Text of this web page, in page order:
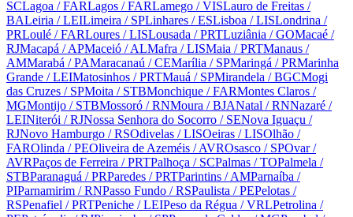
SCLagoa / FARLagos / FARLamego / VISLauro de Freitas /
BALeiria / LEILimeira / SPLinhares / ESLisboa / LISLondrina /
PRLoulé / FARLoures / LISLousada / PRTLuziânia / GOMacaé /
RJMacapá / APMaceió / ALMafra / LISMaia / PRTManaus /
AMMarabá / PAMaracanaú / CEMarília / SPMaringá / PRMarinha
Grande / LEIMatosinhos / PRTMauá / SPMirandela / BGCMogi
das Cruzes / SPMoita / STBMonchique / FARMontes Claros /
MGMontijo / STBMossoró / RNMoura / BJANatal / RNNazaré /
LEINiterói / RJNossa Senhora do Socorro / SENova Iguaçu /
RJNovo Hamburgo / RSOdivelas / LISOeiras / LISOlhão /
FAROlinda / PEOliveira de Azeméis / AVROsasco / SPOvar/
AVRPaços de Ferreira / PRTPalhoça / SCPalmas / TOPalmela /
STBParanaguá / PRParedes / PRTParintins / AMParnaíba /
PIParnamirim / RNPasso Fundo / RSPaulista / PEPelotas /
RSPenafiel / PRTPeniche / LEIPeso da Régua / VRLPetrolina /